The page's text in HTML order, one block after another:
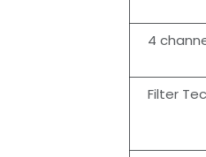
4
Filter